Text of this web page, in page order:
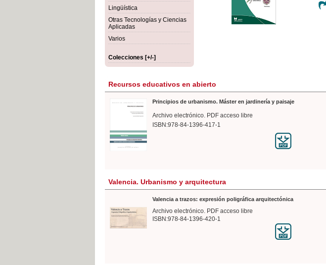
Lingüística
Otras Tecnologías y Ciencias
Aplicadas
Varios
Colecciones [+/-]
Recursos educativos en abierto
Principios de urbanismo. Máster en jardinería y paisaje
Archivo electrónico. PDF acceso libre
ISBN:978-84-1396-417-1
Valencia. Urbanismo y arquitectura
Valencia a trazos: expresión poligráfica arquitectónica
Archivo electrónico. PDF acceso libre
ISBN:978-84-1396-420-1